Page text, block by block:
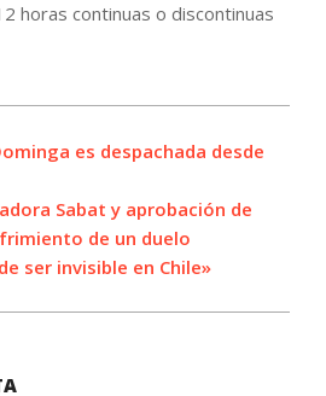
horas continuas o discontinuas
es despachada desde
Sabat y aprobación de
de un duelo
ser invisible en Chile»